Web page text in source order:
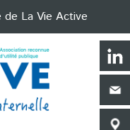
de La Vie Active